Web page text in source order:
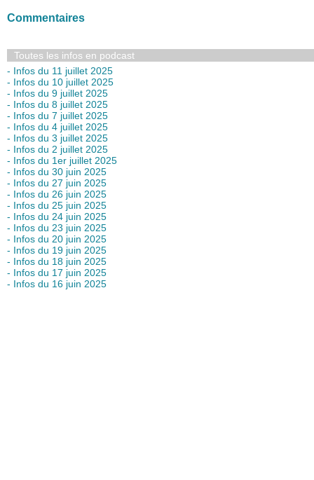
Commentaires
Toutes les infos en podcast
- Infos du 11 juillet 2025
- Infos du 10 juillet 2025
- Infos du 9 juillet 2025
- Infos du 8 juillet 2025
- Infos du 7 juillet 2025
- Infos du 4 juillet 2025
- Infos du 3 juillet 2025
- Infos du 2 juillet 2025
- Infos du 1er juillet 2025
- Infos du 30 juin 2025
- Infos du 27 juin 2025
- Infos du 26 juin 2025
- Infos du 25 juin 2025
- Infos du 24 juin 2025
- Infos du 23 juin 2025
- Infos du 20 juin 2025
- Infos du 19 juin 2025
- Infos du 18 juin 2025
- Infos du 17 juin 2025
- Infos du 16 juin 2025